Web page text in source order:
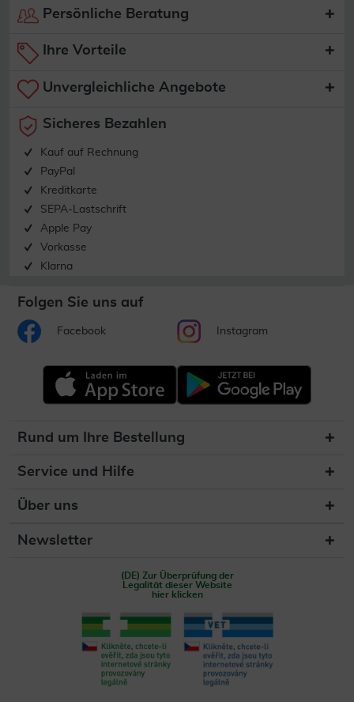
Persönliche Beratung
Ihre Vorteile
Unvergleichliche Angebote
Sicheres Bezahlen
Kauf auf Rechnung
PayPal
Kreditkarte
SEPA-Lastschrift
Apple Pay
Vorkasse
Klarna
Folgen Sie uns auf
Facebook Instagram
Rund um Ihre Bestellung
Service und Hilfe
Über uns
Newsletter
(DE) Zur Überprüfung der
Legalität dieser Website
hier klicken